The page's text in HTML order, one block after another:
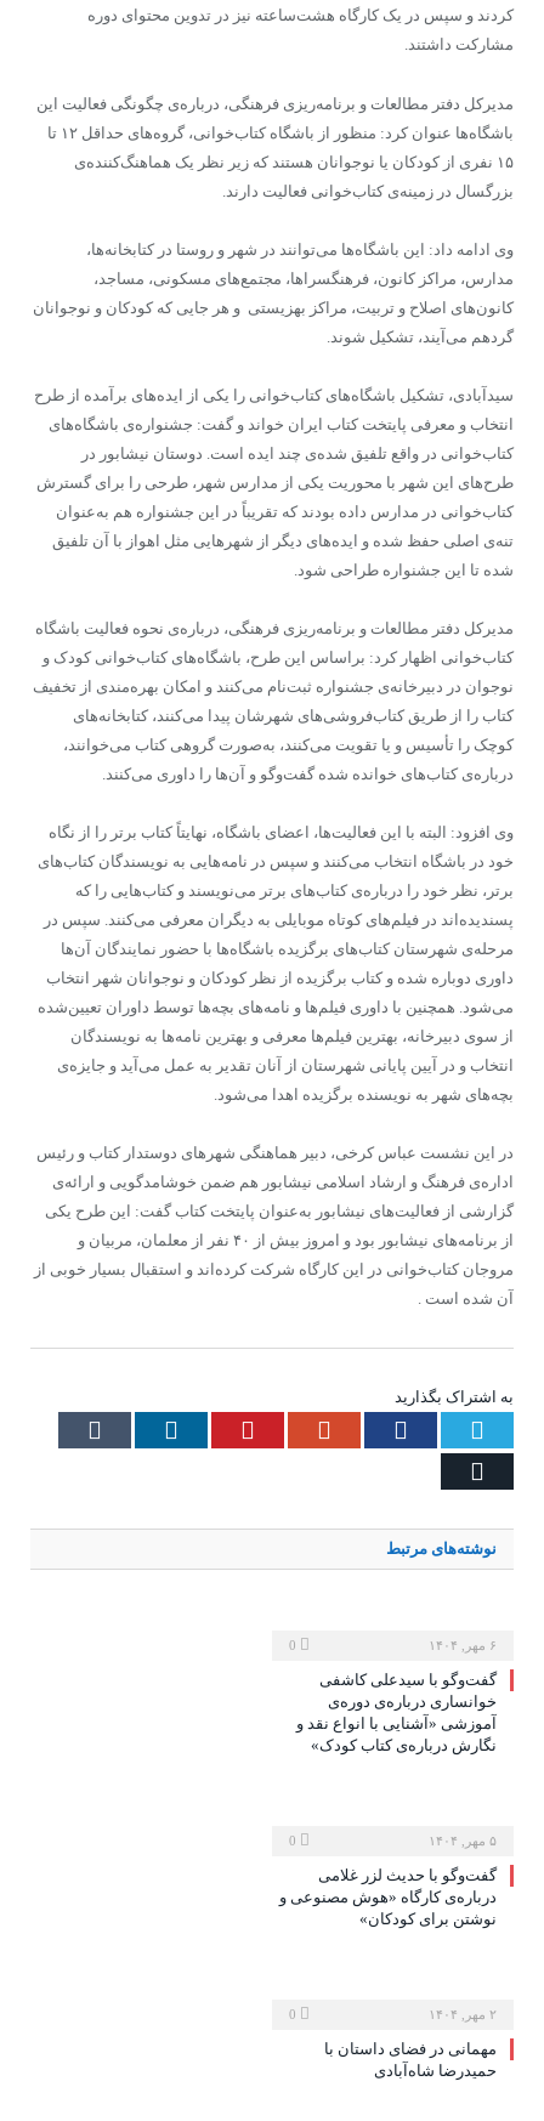
کردند و سپس در یک کارگاه هشت‌ساعته نیز در تدوین محتوای دوره
مشارکت داشتند.
مدیرکل دفتر مطالعات و برنامه‌ریزی فرهنگی، درباره‌ی چگونگی فعالیت این
باشگاه‌ها عنوان کرد: منظور از باشگاه کتاب‌خوانی، گروه‌های حداقل ۱۲ تا
۱۵ نفری از کودکان یا نوجوانان هستند که زیر نظر یک هماهنگ‌کننده‌ی
بزرگسال در زمینه‌ی کتاب‌خوانی فعالیت دارند
وی ادامه داد: این باشگاه‌ها می‌توانند در شهر و روستا در کتابخانه‌ها،
مدارس، مراکز کانون، فرهنگسراها، مجتمع‌های مسکونی، مساجد،
کانون‌های اصلاح و تربیت، مراکز بهزیستی و هر جایی که کودکان و نوجوانان
گردهم می‌آیند، تشکیل شوند
سیدآبادی، تشکیل باشگاه‌های کتاب‌خوانی را یکی از ایده‌های برآمده از طرح
انتخاب و معرفی پایتخت کتاب ایران خواند و گفت: جشنواره‌ی باشگاه‌های
کتاب‌خوانی در واقع تلفیق شده‌ی چند ایده است. دوستان نیشابور در
طرح‌های این شهر با محوریت یکی از مدارس شهر، طرحی را برای گسترش
کتاب‌خوانی در مدارس داده بودند که تقریباً در این جشنواره هم به‌عنوان
تنه‌ی اصلی حفظ شده و ایده‌های دیگر از شهرهایی مثل اهواز با آن تلفیق
شده تا این جشنواره طراحی شود
مدیرکل دفتر مطالعات و برنامه‌ریزی فرهنگی، درباره‌ی نحوه فعالیت باشگاه
کتاب‌خوانی اظهار کرد: براساس این طرح، باشگاه‌های کتاب‌خوانی کودک و
نوجوان در دبیرخانه‌ی جشنواره ثبت‌نام می‌کنند و امکان بهره‌مندی از تخفیف
کتاب را از طریق کتاب‌فروشی‌های شهرشان پیدا می‌کنند، کتابخانه‌های
کوچک را تأسیس و یا تقویت می‌کنند، به‌صورت گروهی کتاب می‌خوانند،
درباره‌ی کتاب‌های خوانده شده گفت‌و‌گو و آن‌ها را داوری می‌کنند
وی افزود: البته با این فعالیتها، اعضای باشگاه، نهایتاً کتاب برتر را از نگاه
خود در باشگاه انتخاب می‌کنند و سپس در نامه‌هایی به نویسندگان کتاب‌های
برتر، نظر خود را درباره‌ی کتاب‌های برتر می‌نویسند و کتاب‌هایی را که
پسندیده‌اند در فیلم‌های کوتاه موبایلی به دیگران معرفی می‌کنند. سپس در
مرحله‌ی شهرستان کتاب‌های برگزیده باشگاه‌ها با حضور نمایندگان آن‌ها
داوری دوباره شده و کتاب برگزیده از نظر کودکان و نوجوانان شهر انتخاب
می‌شود. همچنین با داوری فیلم‌ها و نامه‌های بچه‌ها توسط داوران تعیین‌شده
از سوی دبیرخانه، بهترین فیلم‌ها معرفی و بهترین نامه‌ها به نویسندگان
انتخاب و در آیین پایانی شهرستان از آنان تقدیر به عمل می‌آید و جایزه‌ی
بچه‌های شهر به نویسنده برگزیده اهدا می‌شود.
در این نشست عباس کرخی، دبیر هماهنگی شهرهای دوستدار کتاب و رئیس
اداره‌ی فرهنگ و ارشاد اسلامی نیشابور هم ضمن خوشامدگویی و ارائه‌ی
گزارشی از فعالیت‌های نیشابور به‌عنوان پایتخت کتاب گفت: این طرح یکی
از برنامه‌های نیشابور بود و امروز بیش از ۴٠ نفر از معلمان، مربیان و
مروجان کتاب‌خوانی در این کارگاه شرکت کرده‌اند و استقبال بسیار خوبی از
آن شده است .
به اشتراک بگذارید
Twitter
Facebook
Google+
Pinterest
LinkedIn
نوشته‌های مرتبط
۶ مهر, ۱۴۰۴
گفت‌وگو با سیدعلی کاشفی
خوانساری درباره‌ی دوره‌ی
آموزشی «آشنایی با انواع نقد و
نگارش درباره‌ی کتاب کودک»
۵ مهر, ۱۴۰۴
گفت‌وگو با حدیث لزر غلامی
درباره‌ی کارگاه «هوش مصنوعی و
نوشتن برای کودکان»
۲ مهر, ۱۴۰۴
مهمانی در فضای داستان با
حمیدرضا شاه‌آبادی